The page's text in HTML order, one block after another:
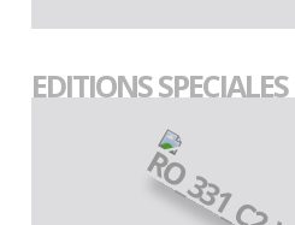
EDITIONS SPECIALES